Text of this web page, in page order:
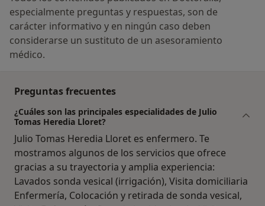
especialmente preguntas y respuestas, son de
carácter informativo y en ningún caso deben
considerarse un sustituto de un asesoramiento
médico.
Preguntas frecuentes
¿Cuáles son las principales especialidades de Julio
Tomas Heredia Lloret?
Julio Tomas Heredia Lloret es enfermero. Te
mostramos algunos de los servicios que ofrece
gracias a su trayectoria y amplia experiencia:
Lavados sonda vesical (irrigación), Visita domiciliaria
Enfermería, Colocación y retirada de sonda vesical,